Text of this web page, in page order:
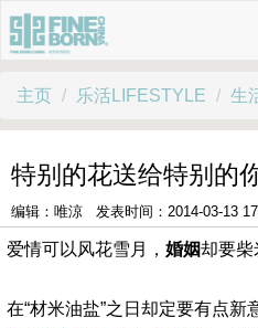
主页 乐活LIFESTYLE 生
特别的花送给特别的
编辑：唯涼 发表时间：2014-03-13
爱情可以风花雪月， 婚姻却要柴
在“材米油盐”之日却定要有点新